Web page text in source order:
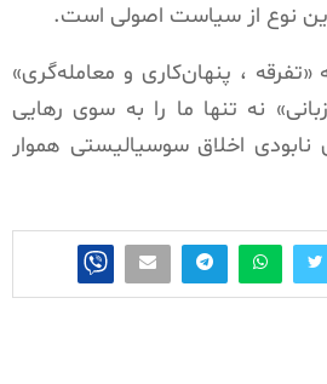
نوع از سیاست‌ اصولی است.
، پنهان‌کاری و معامله‌گری»
نه تنها ما را به سوی رهایی
نابودی اخلاق سوسیالیستی هموار